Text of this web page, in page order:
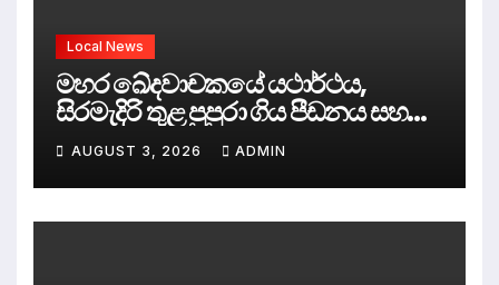
Local News
මහර ඛේදවාචකයේ යථාර්ථය,
සිරමැදිරි තුළ පුපුරා ගිය පීඩනය සහ
පලිගැනීමේ දේශපාලනය
AUGUST 3, 2026 ADMIN